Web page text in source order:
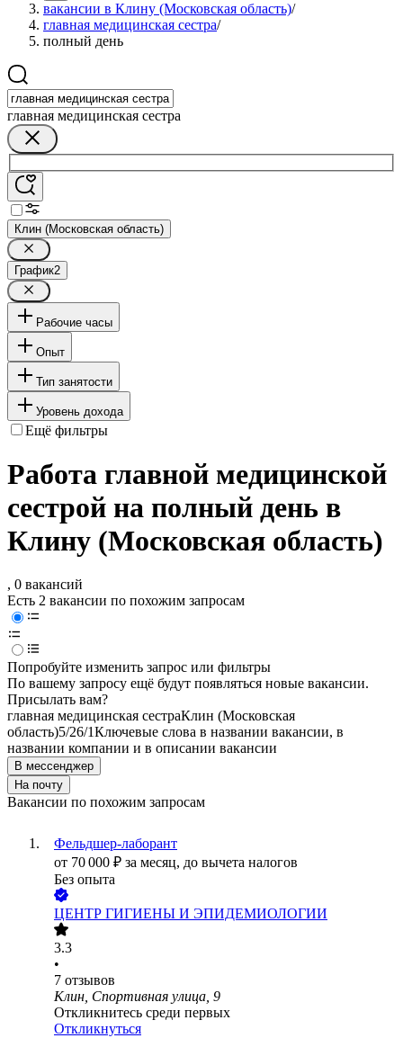
вакансии в Клину (Московская область)/
главная медицинская сестра/
полный день
главная медицинская сестра
Клин (Московская область)
График2
Рабочие часы
Опыт
Тип занятости
Уровень дохода
Ещё фильтры
Работа главной медицинской
сестрой на полный день в
Клину (Московская область)
, 0 вакансий
Есть 2 вакансии по похожим запросам
Попробуйте изменить запрос или фильтры
По вашему запросу ещё будут появляться новые вакансии.
Присылать вам?
главная медицинская сестраКлин (Московская
область)5/26/1Ключевые слова в названии вакансии, в
названии компании и в описании вакансии
В мессенджер
На почту
Вакансии по похожим запросам
Фельдшер-лаборант
от 70 000 ₽ за месяц, до вычета налогов
Без опыта
ЦЕНТР ГИГИЕНЫ И ЭПИДЕМИОЛОГИИ
3.3
•
7 отзывов
Клин, Спортивная улица, 9
Откликнитесь среди первых
Откликнуться